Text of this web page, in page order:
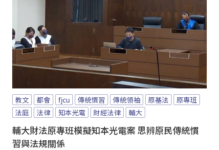
教文 都會 fjcu 傳統慣習 傳統領袖 原基法
原專班
法庭
法律 知本光電 財經法律 輔大
輔大財法原專班模擬知本光電案 思辨原民傳統慣
習與法規關係